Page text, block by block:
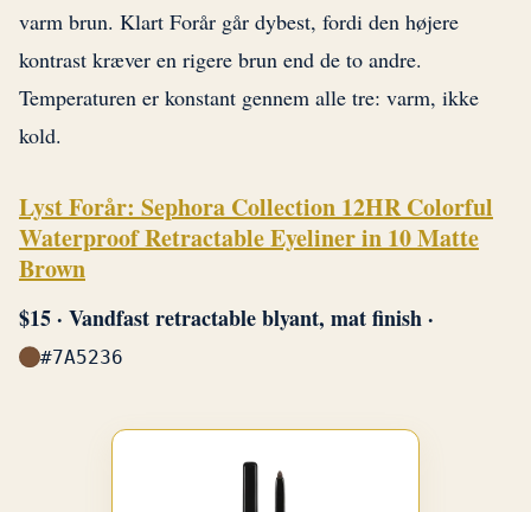
varm brun. Klart Forår går dybest, fordi den højere
kontrast kræver en rigere brun end de to andre.
Temperaturen er konstant gennem alle tre: varm, ikke
kold.
Lyst Forår: Sephora Collection 12HR Colorful
Waterproof Retractable Eyeliner in 10 Matte
Brown
$15 · Vandfast retractable blyant, mat finish ·
#7A5236